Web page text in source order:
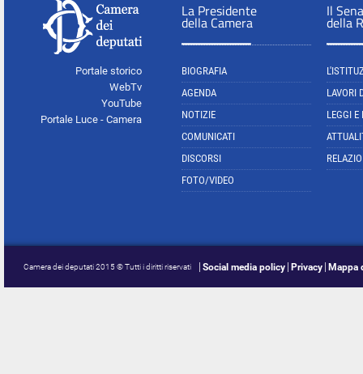
Portale storico
WebTv
YouTube
Portale Luce - Camera
La Presidente
della Camera
BIOGRAFIA
AGENDA
NOTIZIE
COMUNICATI
DISCORSI
FOTO/VIDEO
Il
della
LAVORI
LEGGI E
Camera dei deputati 2015 © Tutti i diritti riservati Social media policy Privacy Mappa